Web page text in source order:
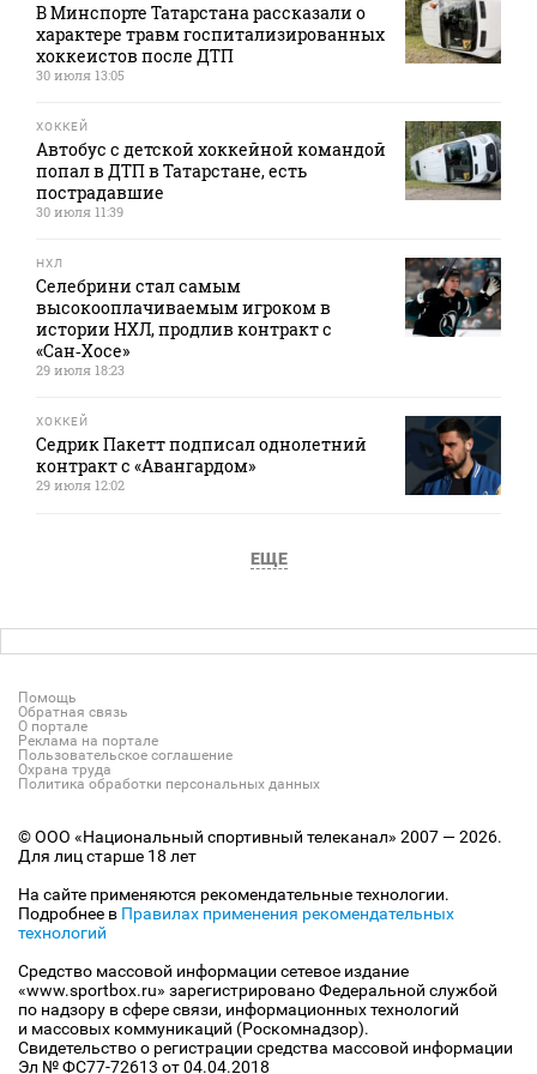
В Минспорте Татарстана рассказали о
характере травм госпитализированных
хоккеистов после ДТП
30 июля 13:05
ХОККЕЙ
Автобус с детской хоккейной командой
попал в ДТП в Татарстане, есть
пострадавшие
30 июля 11:39
НХЛ
Селебрини стал самым
высокооплачиваемым игроком в
истории НХЛ, продлив контракт с
«Сан‑Хосе»
29 июля 18:23
ХОККЕЙ
Седрик Пакетт подписал однолетний
контракт с «Авангардом»
29 июля 12:02
ЕЩЕ
Помощь
Обратная связь
О портале
Реклама на портале
Пользовательское соглашение
Охрана труда
Политика обработки персональных данных
© ООО «Национальный спортивный телеканал» 2007 — 2026.
Для лиц старше 18 лет
На сайте применяются рекомендательные технологии.
Подробнее в Правилах применения рекомендательных
технологий
Средство массовой информации сетевое издание
«www.sportbox.ru» зарегистрировано Федеральной службой
по надзору в сфере связи, информационных технологий
и массовых коммуникаций (Роскомнадзор).
Свидетельство о регистрации средства массовой информации
Эл № ФС77-72613 от 04.04.2018